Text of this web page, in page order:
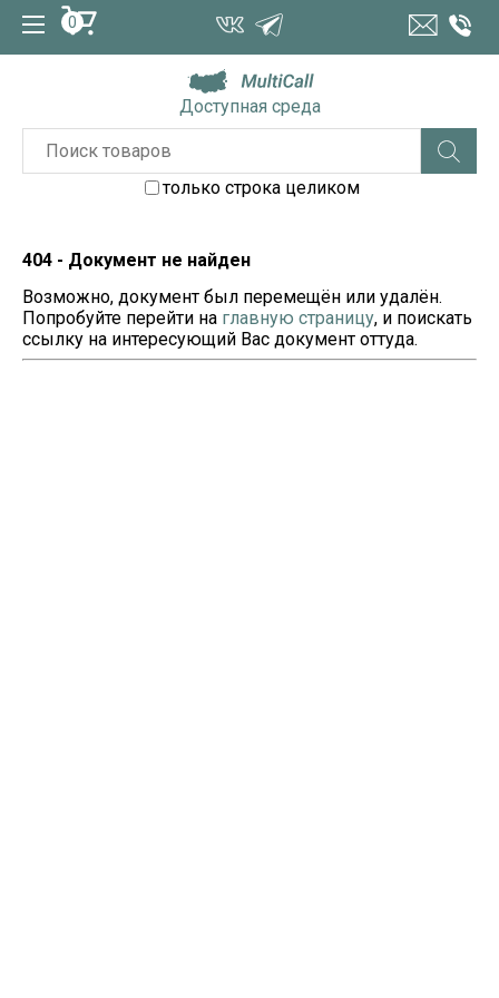
0
Доступная среда
только строка целиком
404 - Документ не найден
Возможно, документ был перемещён или удалён.
Попробуйте перейти на главную страницу, и поискать
ссылку на интересующий Вас документ оттуда.